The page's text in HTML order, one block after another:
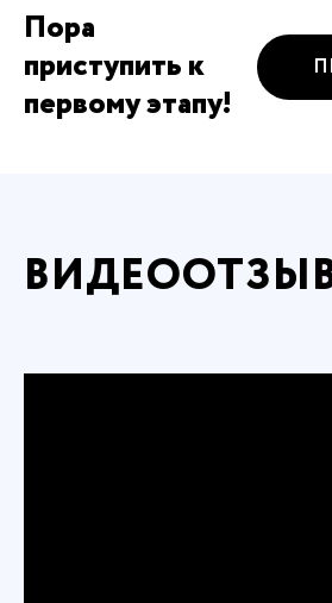
Пора
приступить к
первому этапу!